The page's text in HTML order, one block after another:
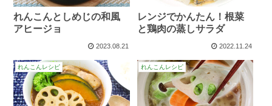
れんこんとしめじの和風
アヒージョ
2023.08.21
レンジでかんたん！根菜
と鶏肉の蒸しサラダ
2022.11.24
れんこんレシピ れんこんレシピ